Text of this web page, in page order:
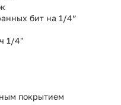
бит на 1/4”
1/4"
покрытием